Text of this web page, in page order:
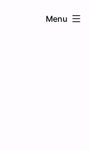
Menu